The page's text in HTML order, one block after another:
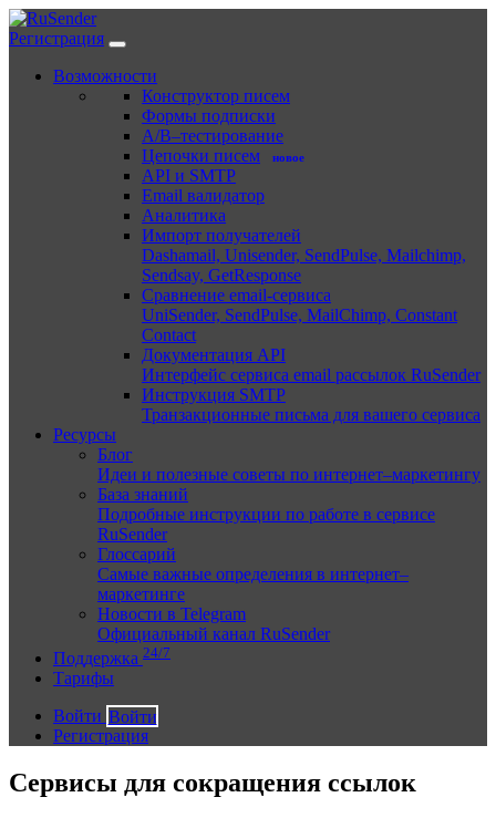
Регистрация
Возможности
Конструктор писем
Формы подписки
A/B–тестирование
Цепочки писем
новое
API и SMTP
Email валидатор
Аналитика
Импорт получателей
Dashamail, Unisender, SendPulse, Mailchimp,
Sendsay, GetResponse
Сравнение email-сервиса
UniSender, SendPulse, MailChimp, Constant
Contact
Документация API
Интерфейс сервиса email рассылок RuSender
Инструкция SMTP
Транзакционные письма для вашего сервиса
Ресурсы
Блог
Идеи и полезные советы по интернет–маркетингу
База знаний
Подробные инструкции по работе в сервисе
RuSender
Глоссарий
Самые важные определения в интернет–
маркетинге
Новости в Telegram
Официальный канал RuSender
Поддержка 24/7
Тарифы
Войти Войти
Регистрация
Сервисы для сокращения ссылок